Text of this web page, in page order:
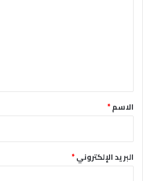
*الاسم*
البريد الإلكتروني*